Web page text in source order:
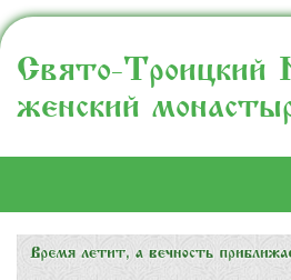
Свято-Троицкий
женский